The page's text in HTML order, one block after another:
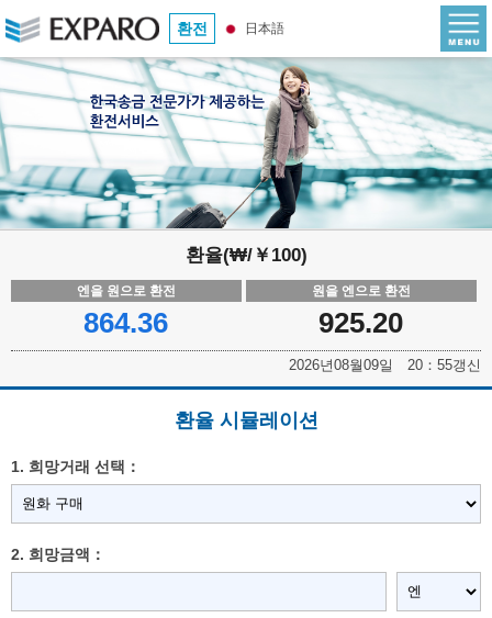
환전 日本語
환율(₩/￥100)
엔을 원으로 환전
864.36
원을 엔으로 환전
925.20
2026년08월09일 20：55갱신
환율 시뮬레이션
1. 희망거래 선택：
2. 희망금액：